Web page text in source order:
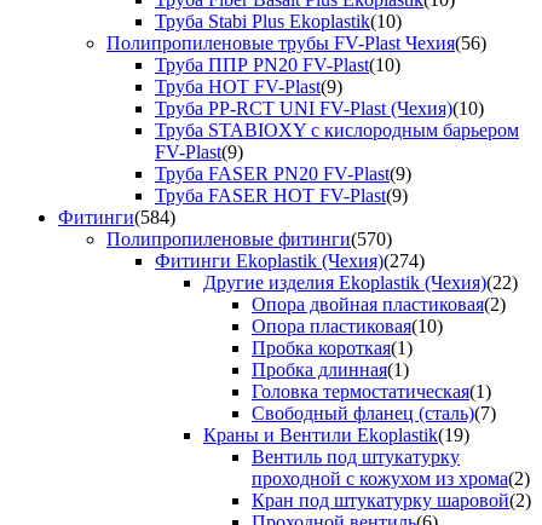
Труба Stabi Plus Ekoplastik(10)
Полипропиленовые трубы FV-Plast Чехия(56)
Труба ППР PN20 FV-Plast(10)
Труба HOT FV-Plast(9)
Труба PP-RCT UNI FV-Plast (Чехия)(10)
Труба STABIOXY с кислородным барьером
FV-Plast(9)
Труба FASER PN20 FV-Plast(9)
Труба FASER HOT FV-Plast(9)
Фитинги(584)
Полипропиленовые фитинги(570)
Фитинги Ekoplastik (Чехия)(274)
Другие изделия Ekoplastik (Чехия)(22)
Опора двойная пластиковая(2)
Опора пластиковая(10)
Пробка короткая(1)
Пробка длинная(1)
Головка термостатическая(1)
Свободный фланец (сталь)(7)
Краны и Вентили Ekoplastik(19)
Вентиль под штукатурку
проходной с кожухом из хрома(2)
Кран под штукатурку шаровой(2)